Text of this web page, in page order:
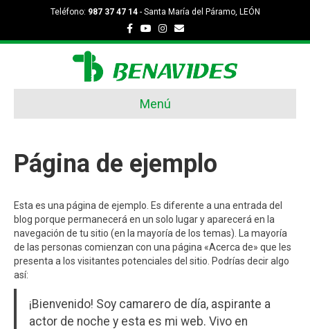
Teléfono: 987 37 47 14- Santa María del Páramo, LEÓN
c
b
o
o
Y
o
u
u
b
s
a
g
m
E
m
a
l
Menú
Página de ejemplo
Esta es una página de ejemplo. Es diferente a una entrada del
blog porque permanecerá en un solo lugar y aparecerá en la
navegación de tu sitio (en la mayoría de los temas). La mayoría
de las personas comienzan con una página «Acerca de» que les
presenta a los visitantes potenciales del sitio. Podrías decir algo
así:
¡Bienvenido! Soy camarero de día, aspirante a
actor de noche y esta es mi web. Vivo en